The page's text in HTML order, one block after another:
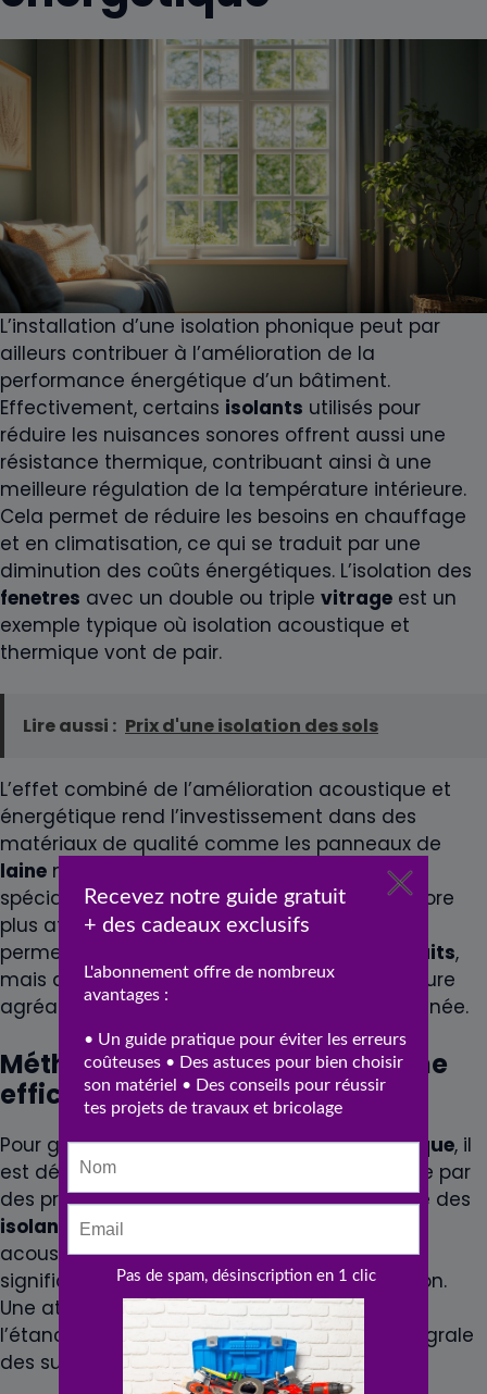
L’installation d’une isolation phonique peut par
ailleurs contribuer à l’amélioration de la
performance énergétique d’un bâtiment.
Effectivement, certains isolants utilisés pour
réduire les nuisances sonores offrent aussi une
résistance thermique, contribuant ainsi à une
meilleure régulation de la température intérieure.
Cela permet de réduire les besoins en chauffage
et en climatisation, ce qui se traduit par une
diminution des coûts énergétiques. L’isolation des
fenetres avec un double ou triple vitrage est un
exemple typique où isolation acoustique et
thermique vont de pair.
Lire aussi : Prix d'une isolation des sols
L’effet combiné de l’amélioration acoustique et
énergétique rend l’investissement dans des
matériaux de qualité comme les panneaux de
laine minérale ou les cloisons en
spécialement conçus pour l’acoustique
, encore
plus attrayant. Ces technologies avancées
permettent non seulement de réduire les
bruits,
mais aussi d’aider à maintenir une température
agréable dans la maison tout au long de l’année.
Méthodes d’installation pour une
efficacité maximale
Pour garantir l’efficacité de l’isolation phonique, il
est déterminant que l’installation soit réalisée par
des professionnels. La mise en place correcte des
isolants est essentielle pour éviter les ponts
acoustiques qui peuvent diminuer
significativement la performance de l’isolation.
Une attention particulière doit être portée à
l’étanchéité des joints et à la couverture intégrale
des surfaces exposées aubruit.